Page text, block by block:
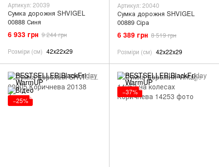
Артикул: 20039
Сумка дорожня SHVIGEL
00888 Синя
6 933 грн 9 244 грн
Розміри (см) 42х22х29
Артикул: 20040
Сумка дорожня SHVIGEL
00889 Сіра
6 389 грн 8 519 грн
Розміри (см) 42х22х29
−25%
−37%